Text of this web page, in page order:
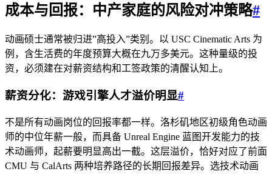
成本与回报：中产家庭的风险对冲策略#
动画硕士通常被归进”高投入”类别。以 USC Cinematic Arts 为
例，含生活费的年度预算大概在九万多美元。这种量级的投
资，必须建在对薪资结构和工签政策的清醒认知上。
薪资分化：游戏引擎人才溢价明显#
不是所有动画岗位的回报率都一样。洛杉矶地区初级角色动画
师的中位年薪一般，而具备 Unreal Engine 蓝图开发能力的技
术动画师，起薪要明显高出一截。这层溢价，恰好对应了前面
CMU 与 CalArts 两种培养路径的长期回报差异。选技术动画